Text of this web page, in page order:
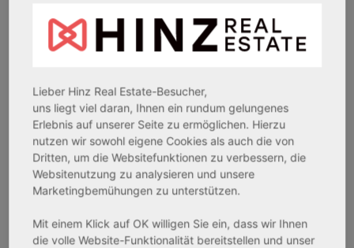
233.556,67 € - 349.016,67 €
27711 Osterholz-Scharmbeck 32469 Petershagen
Lieber Hinz Real Estate-Besucher,
uns liegt viel daran, Ihnen ein rundum gelungenes
Erlebnis auf unserer Seite zu ermöglichen. Hierzu
nutzen wir sowohl eigene Cookies als auch die von
Dritten, um die Websitefunktionen zu verbessern, die
Websitenutzung zu analysieren und unsere
Marketingbemühungen zu unterstützen.
Mit einem Klick auf OK willigen Sie ein, dass wir Ihnen
die volle Website-Funktionalität bereitstellen und unser